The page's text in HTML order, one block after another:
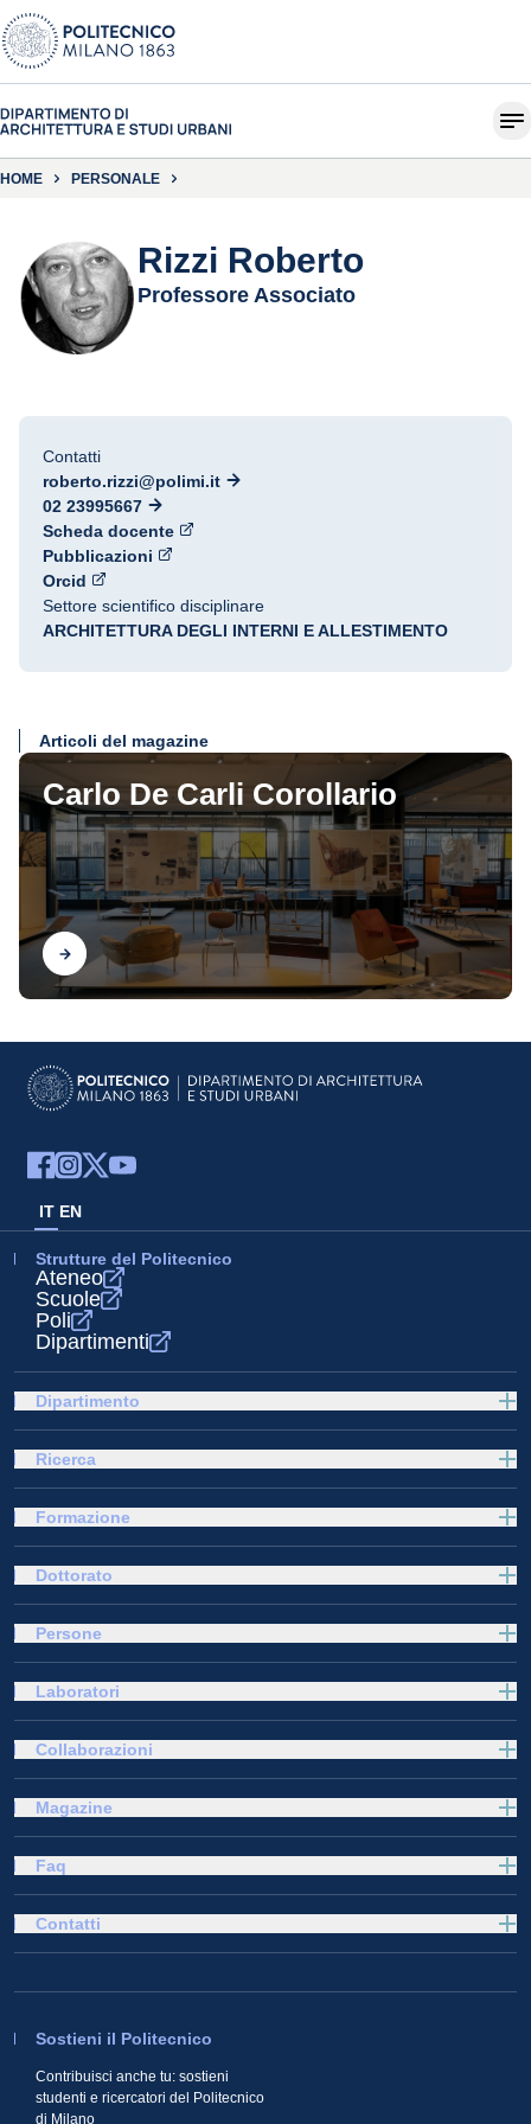
HOME PERSONALE
Rizzi Roberto
Professore Associato
Contatti
roberto.rizzi@polimi.it
02 23995667
Scheda docente
Pubblicazioni
Orcid
Settore scientifico disciplinare
ARCHITETTURA DEGLI INTERNI E ALLESTIMENTO
Articoli del magazine
Carlo De Carli Corollario
Scopri
IT EN
Strutture del Politecnico
Ateneo
Scuole
Poli
Dipartimenti
Dipartimento
Ricerca
Formazione
Dottorato
Persone
Laboratori
Collaborazioni
Magazine
Faq
Sostieni il Politecnico
Contribuisci anche tu: sostieni
studenti e ricercatori del Politecnico
di Milano
Contatti